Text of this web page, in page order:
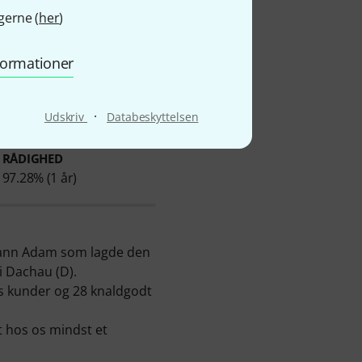
(her)
Udskriv · Databeskyttelsen
RÅDIGHED
97.28% (1 år)
Adam som lagde den
(D).
kunder og 28 knaldgodt
os mindst et